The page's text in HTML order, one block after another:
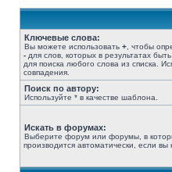
Ключевые слова:
Вы можете использовать + , чтобы
- для слов, которых в результатах
для поиска любого слова из списка.
совпадения.
Поиск по автору:
Используйте * в качестве шаблона.
Искать в форумах:
Выберите форум или форумы, в
производится автоматически, если